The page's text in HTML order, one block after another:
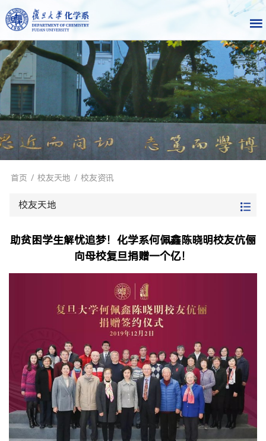
首页 / 校友天地 / 校友资讯
校友天地
助贫困学生解忧追梦！化学系何佩鑫陈晓明校友伉俪
向母校复旦捐赠一个亿！